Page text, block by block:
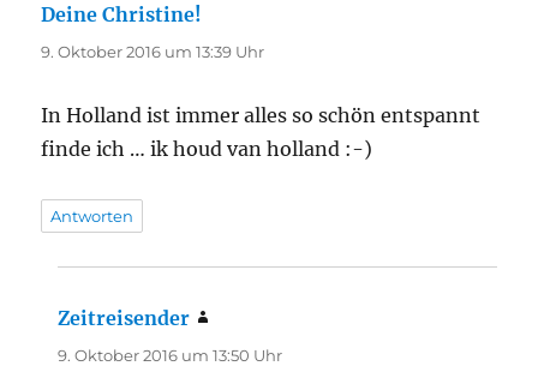
Deine Christine!
9. Oktober 2016 um 13:39 Uhr
In Holland ist immer alles so schön entspannt
finde ich … ik houd van holland :-)
Antworten
Zeitreisender
9. Oktober 2016 um 13:50 Uhr